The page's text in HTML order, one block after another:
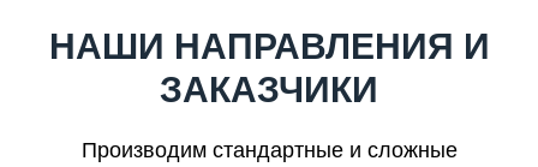
НАШИ НАПРАВЛЕНИЯ И
ЗАКАЗЧИКИ
Производим стандартные и сложные